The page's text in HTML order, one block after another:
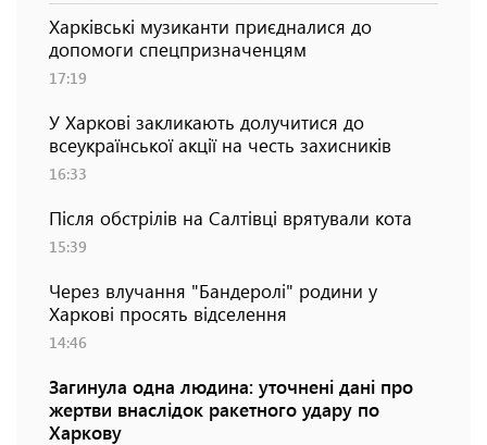
Харківські музиканти приєдналися до
допомоги спецпризначенцям
17:19
У Харкові закликають долучитися до
всеукраїнської акції на честь захисників
16:33
Після обстрілів на Салтівці врятували кота
15:39
Через влучання "Бандеролі" родини у
Харкові просять відселення
14:46
Загинула одна людина: уточнені дані про
жертви внаслідок ракетного удару по
Харкову